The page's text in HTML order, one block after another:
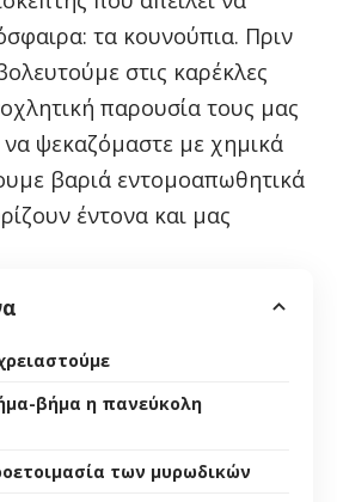
τα κουνούπια. Πριν
στις καρέκλες
παρουσία τους μας
να ψεκαζόμαστε με χημικά
βαριά εντομοαπωθητικά
έντονα και μας
βήμα η πανεύκολη
των μυρωδικών